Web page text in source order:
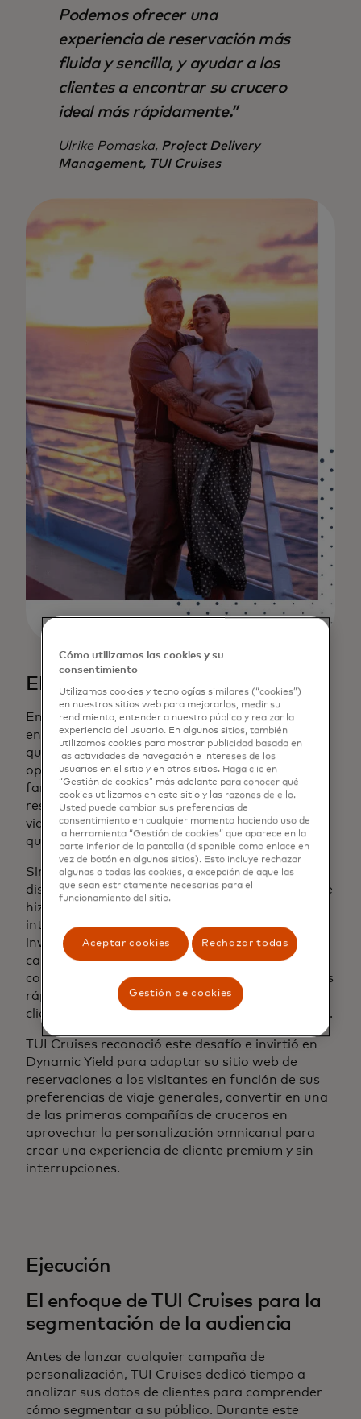
Podemos ofrecer una
experiencia de reservación más
fluida y sencilla, y ayudar a los
clientes a encontrar su crucero
ideal más rápidamente.”
Ulrike Pomaska, Project Delivery
Management, TUI Cruises
El desafío
En lo que respecta a los viajes, las diferencias
entre los consumidores no solo son obvias, sino
que abordarlas es fundamental para la
optimización de la tasa de conversión. Una
familia que busca pasar tiempo juntos no querrá
reservar un crucero pensado para parejas, y un
viajero solitario que busca el máximo relax no
querrá un viaje pensado para niños.
Sin embargo, cuando el consumidor debe
discernir por sí mismo el tipo de crucero en el que
hizo clic, existe un alto riesgo de perder su
interés. Nadie tiene tiempo para una
investigación exhaustiva de viajes, por lo que
captar la atención, brindar la información
correcta y alimentar el deseo de un cliente lo más
rápido posible es clave para mantener a los
clientes comprometidos e impulsar la conversión.
TUI Cruises reconoció este desafío e invirtió en
Dynamic Yield para adaptar su sitio web de
reservaciones a los visitantes en función de sus
preferencias de viaje generales, convertir en una
de las primeras compañías de cruceros en
aprovechar la personalización omnicanal para
crear una experiencia de cliente premium y sin
interrupciones.
Ejecución
El enfoque de TUI Cruises para la
segmentación de la audiencia
Antes de lanzar cualquier campaña de
personalización, TUI Cruises dedicó tiempo a
analizar sus datos de clientes para comprender
cómo segmentar a su público. Durante este
Cómo utilizamos las cookies y su
consentimiento
Utilizamos cookies y tecnologías similares (“cookies”)
en nuestros sitios web para mejorarlos, medir su
rendimiento, entender a nuestro público y realzar la
experiencia del usuario. En algunos sitios, también
utilizamos cookies para mostrar publicidad basada en
las actividades de navegación e intereses de los
usuarios en el sitio y en otros sitios. Haga clic en
“Gestión de cookies” más adelante para conocer qué
cookies utilizamos en este sitio y las razones de ello.
Usted puede cambiar sus preferencias de
consentimiento en cualquier momento haciendo uso de
la herramienta “Gestión de cookies” que aparece en la
parte inferior de la pantalla (disponible como enlace en
vez de botón en algunos sitios). Esto incluye rechazar
algunas o todas las cookies, a excepción de aquellas
que sean estrictamente necesarias para el
funcionamiento del sitio.
Aceptar cookies Rechazar todas
Gestión de cookies